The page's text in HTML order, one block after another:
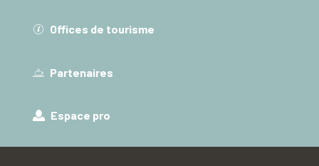
Offices de tourisme
Partenaires
Espace pro